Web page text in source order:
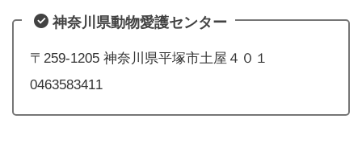
神奈川県動物愛護センター
〒259-1205 神奈川県平塚市土屋４０１
0463583411